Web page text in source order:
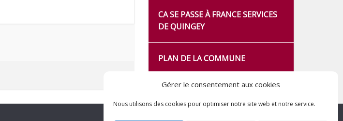
Gérer le consentement aux cookies
Nous utilisons des cookies pour optimiser notre site web et notre service.
CA SE PASSE À FRANCE SERVICES
DE QUINGEY
PLAN DE LA COMMUNE